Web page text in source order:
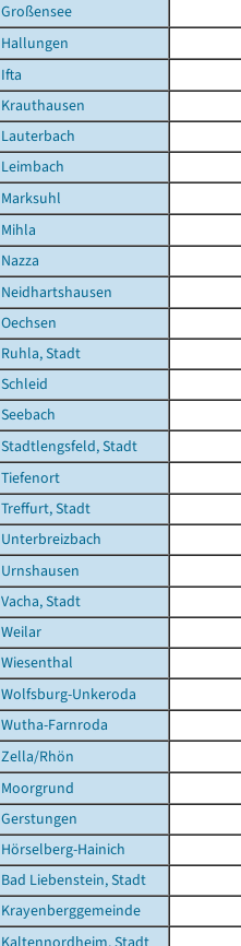
Großensee
Hallungen
Ifta
Krauthausen
Lauterbach
Leimbach
Marksuhl
Mihla
Nazza
Neidhartshausen
Oechsen
Ruhla, Stadt
Schleid
Seebach
Stadtlengsfeld, Stadt
Tiefenort
Treffurt, Stadt
Unterbreizbach
Urnshausen
Vacha, Stadt
Weilar
Wiesenthal
Wolfsburg-Unkeroda
Wutha-Farnroda
Zella/Rhön
Moorgrund
Gerstungen
Hörselberg-Hainich
Bad Liebenstein, Stadt
Krayenberggemeinde